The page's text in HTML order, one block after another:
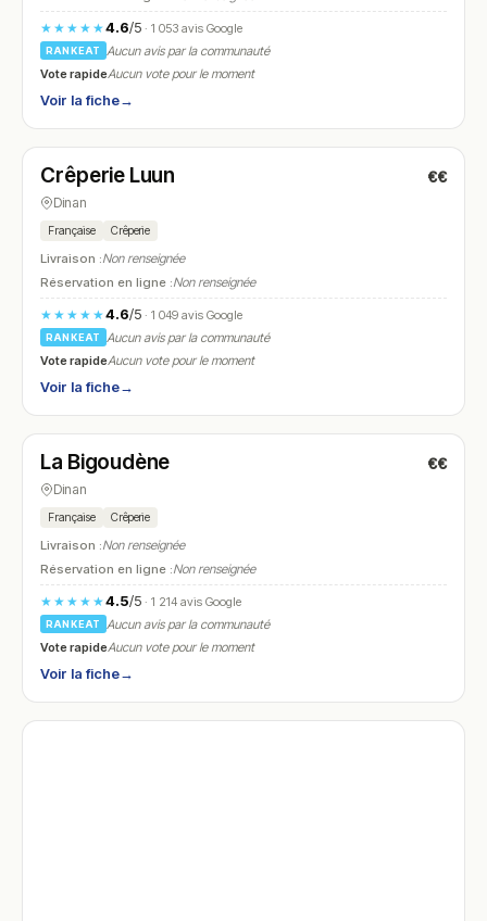
★★★★★4.6/5· 1 053 avis Google
RANKEAT
Aucun avis par la communauté
Vote rapideAucun vote pour le moment
Voir la fiche→
N° 7
Crêperie Luun €€
Dinan
Française Crêperie
Livraison :Non renseignée
Réservation en ligne :Non renseignée
★★★★★4.6/5· 1 049 avis Google
RANKEAT
Aucun avis par la communauté
Vote rapideAucun vote pour le moment
Voir la fiche→
N° 8
La Bigoudène €€
Dinan
Française Crêperie
Livraison :Non renseignée
Réservation en ligne :Non renseignée
★★★★★4.5/5· 1 214 avis Google
RANKEAT
Aucun avis par la communauté
Vote rapideAucun vote pour le moment
Voir la fiche→